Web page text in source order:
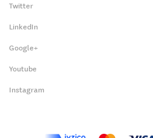
Twitter
LinkedIn
Google+
Youtube
Instagram